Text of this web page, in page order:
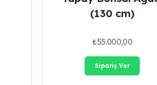
(130 cm)
₺55.000,00
Sipariş Ver